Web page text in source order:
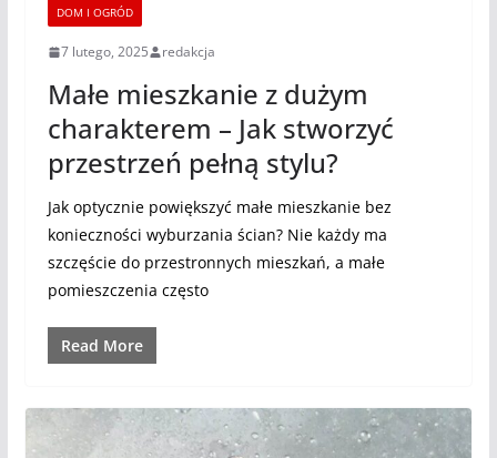
DOM I OGRÓD
7 lutego, 2025 redakcja
Małe mieszkanie z dużym
charakterem – Jak stworzyć
przestrzeń pełną stylu?
Jak optycznie powiększyć małe mieszkanie bez
konieczności wyburzania ścian? Nie każdy ma
szczęście do przestronnych mieszkań, a małe
pomieszczenia często
Read More